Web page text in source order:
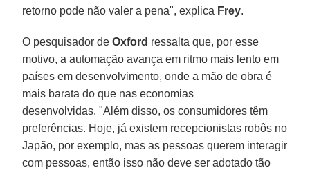
retorno pode não valer a pena", explica Frey.
O pesquisador deOxford ressalta que, por esse
motivo, a automação avança em ritmo mais lento em
países em desenvolvimento, onde a mão de obra é
mais barata do que nas economias
desenvolvidas. "Além disso, os consumidores têm
preferências. Hoje, já existem recepcionistas robôs no
Japão, por exemplo, mas as pessoas querem interagir
com pessoas, então isso não deve ser adotado tão